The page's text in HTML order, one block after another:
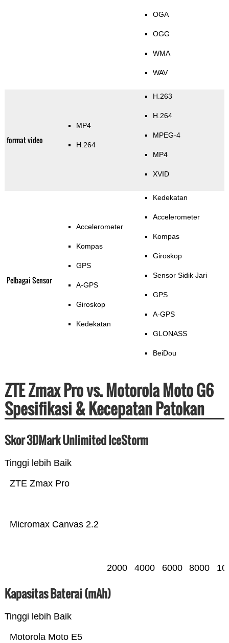
OGA
OGG
WMA
WAV
format video
MP4
H.264
H.263
H.264
MPEG-4
MP4
XVID
Pelbagai Sensor
Accelerometer
Kompas
GPS
A-GPS
Giroskop
Kedekatan
Kedekatan
Accelerometer
Kompas
Giroskop
Sensor Sidik Jari
GPS
A-GPS
GLONASS
BeiDou
ZTE Zmax Pro vs. Motorola Moto G6
Spesifikasi & Kecepatan Patokan
Skor 3DMark Unlimited IceStorm
Tinggi lebih Baik
Micromax Canvas 2.2
ZTE Zmax Pro
2000 4000 6000 8000
Kapasitas Baterai (mAh)
Tinggi lebih Baik
Motorola Moto E5